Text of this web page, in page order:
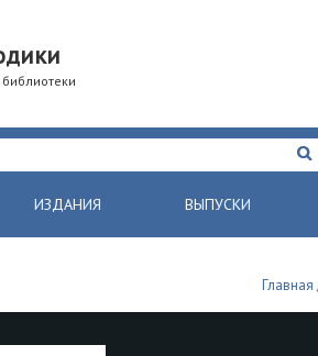
ИЗДАНИЯ ВЫПУСКИ
Главная